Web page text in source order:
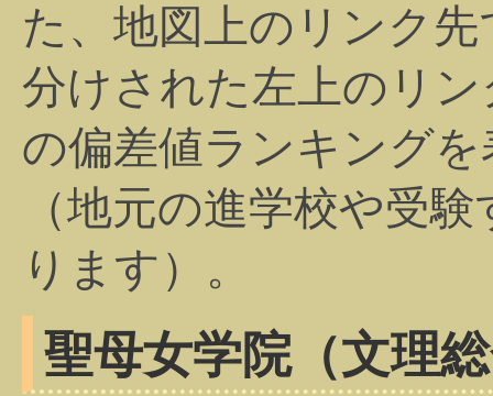
た、地図上のリンク
分けされた左上のリ
の偏差値ランキング
（地元の進学校や受
ります）。
聖母女学院（文理